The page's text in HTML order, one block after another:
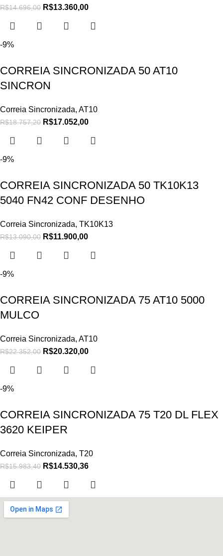
R$14.696,00 R$13.360,00
-9%
CORREIA SINCRONIZADA 50 AT10
SINCRON
Correia Sincronizada, AT10
R$18.757,20 R$17.052,00
-9%
CORREIA SINCRONIZADA 50 TK10K13
5040 FN42 CONF DESENHO
Correia Sincronizada, TK10K13
R$13.090,00 R$11.900,00
-9%
CORREIA SINCRONIZADA 75 AT10 5000
MULCO
Correia Sincronizada, AT10
R$22.352,00 R$20.320,00
-9%
CORREIA SINCRONIZADA 75 T20 DL FLEX
3620 KEIPER
Correia Sincronizada, T20
R$15.983,40 R$14.530,36